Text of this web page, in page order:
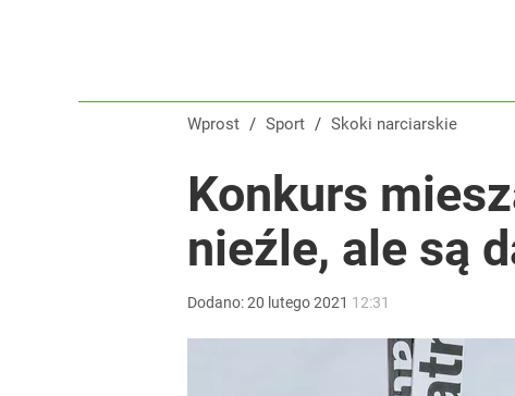
Reprezentant Polski wypisze się z kadry? To
Wprost / Sport / Skoki narciarskie
Konkurs
nieźle, ale są
Dodano:20 lutego2021 12:31